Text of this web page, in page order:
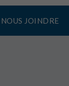
NOUS JOINDRE